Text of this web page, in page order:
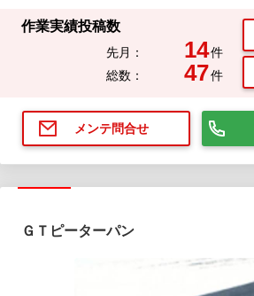
作業実績投稿数
先月： 14件
総数：
47件
メンテ問合せ
ＧＴピーターパン